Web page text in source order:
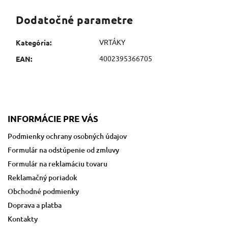
Dodatočné parametre
Kategória:
VRTÁKY
EAN: 4002395366705
INFORMÁCIE PRE VÁS
Podmienky ochrany osobných údajov
Formulár na odstúpenie od zmluvy
Formulár na reklamáciu tovaru
Reklamačný poriadok
Obchodné podmienky
Doprava a platba
Kontakty